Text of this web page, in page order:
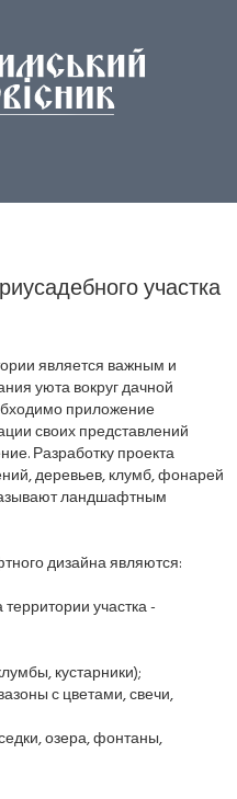
участка
является важным и
уюта вокруг дачной
приложение
своих представлений
Разработку проекта
деревьев, клумб, фонарей
ландшафтным
дизайна являются:
участка -
кустарники);
с цветами, свечи,
озера, фонтаны,